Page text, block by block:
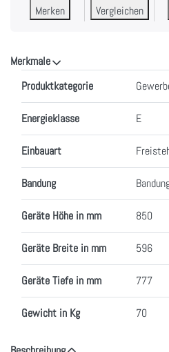
Merken Vergleichen
Merkmale
Produktkategorie
Energieklasse E
Einbauart
Bandung
Geräte Höhe in mm 850
Geräte Breite in mm 596
Geräte Tiefe in mm 777
Gewicht in Kg 70